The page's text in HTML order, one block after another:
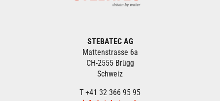
STEBATEC AG
Mattenstrasse 6a
CH-2555 Brügg
Schweiz
T +41 32 366 95 95